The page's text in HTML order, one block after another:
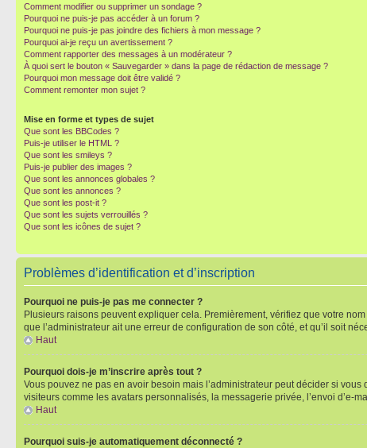
Comment modifier ou supprimer un sondage ?
Pourquoi ne puis-je pas accéder à un forum ?
Pourquoi ne puis-je pas joindre des fichiers à mon message ?
Pourquoi ai-je reçu un avertissement ?
Comment rapporter des messages à un modérateur ?
À quoi sert le bouton « Sauvegarder » dans la page de rédaction de message ?
Pourquoi mon message doit être validé ?
Comment remonter mon sujet ?
Mise en forme et types de sujet
Que sont les BBCodes ?
Puis-je utiliser le HTML ?
Que sont les smileys ?
Puis-je publier des images ?
Que sont les annonces globales ?
Que sont les annonces ?
Que sont les post-it ?
Que sont les sujets verrouillés ?
Que sont les icônes de sujet ?
Problèmes d’identification et d’inscription
Pourquoi ne puis-je pas me connecter ?
Plusieurs raisons peuvent expliquer cela. Premièrement, vérifiez que votre
que l’administrateur ait une erreur de configuration de son côté, et qu’il soit
Haut
Pourquoi dois-je m’inscrire après tout ?
Vous pouvez ne pas en avoir besoin mais l’administrateur peut décider si
visiteurs comme les avatars personnalisés, la messagerie privée, l’envoi d’e-
Haut
Pourquoi suis-je automatiquement déconnecté ?